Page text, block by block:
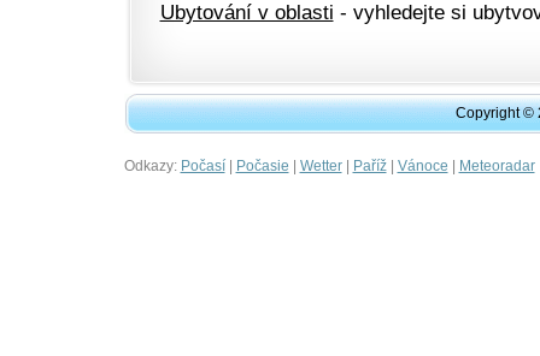
Ubytování v oblasti - vyhledejte si
Copyright ©
Odkazy: Počasí| Počasie | Wetter| Paříž| Vánoce | Meteoradar